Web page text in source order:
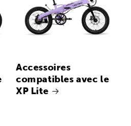
Accessoires
compatibles avec le
XP Lite